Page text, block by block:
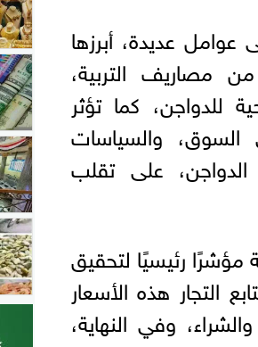
عوامل عديدة، أبرزها
مصاريف التربية،
للدواجن، كما تؤثر
والسياسات
الدواجن، على تقلب
مؤشرًا رئيسيًا لتحقيق
التجار هذه الأسعار
وفي النهاية،